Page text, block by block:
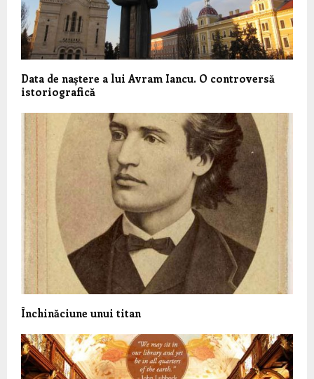
Data de naștere a lui Avram Iancu. O controversă
istoriografică
Închinăciune unui titan